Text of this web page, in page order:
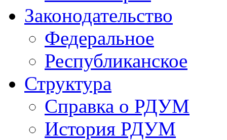
Законодательство
Федеральное
Республиканское
Структура
Справка о РДУМ
История РДУМ